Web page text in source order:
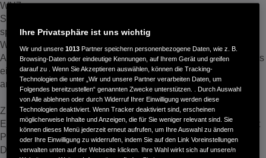
WN7
Seit jeher baut Honda Motorräder mit Verbrennungsmotor. Ob
sportliche CBR1000RR-R Fireblade, luxuriöse GL1800 Gold
Wing oder abenteuerlustige CRF1100L Africa Twin – jeder
Antrieb wurde zielgenau entwickelt, um den Usern eine jeweils
eigenständige Charakteristik für maximalen Fahrgenuss
anzubieten.
Zur Markteinführung der Honda WN7, dem ersten
Elektromotorrad des weltgrößten Motorradherstellers, erläutert
Projektleiter Masatsugu Tanaka, dass die konstruktive
Denkweise und die Intention für faszinierende Mobilität
Ihre Privatsphäre ist uns wichtig
Wir und unsere1013 Partner speichern personenbezogene Daten, wie z. B.
Browsing-Daten oder eindeutige Kennungen, auf Ihrem Gerät und greifen
darauf zu . Wenn Sie Akzeptieren auswählen, können die Tracking-
Technologien die unter „Wir und unsere Partner verarbeiten Daten, um
Folgendes bereitzustellen“ genannten Zwecke unterstützen. . Durch Auswahl
von Alle ablehnen oder durch Widerruf Ihrer Einwilligung werden diese
Technologien deaktiviert. Wenn Tracker deaktiviert sind, erscheinen
möglicherweise Inhalte und Anzeigen, die für Sie weniger relevant sind. Sie
können dieses Menü jederzeit erneut aufrufen, um Ihre Auswahl zu ändern
oder Ihre Einwilligung zu widerrufen, indem Sie auf den Link Voreinstellungen
verwalten unten auf der Webseite klicken. Ihre Wahl wirkt sich auf unsere/n